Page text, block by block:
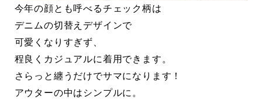
今年の顔とも呼べるチェック柄は
デニムの切替えデザインで
可愛くなりすぎず、
程良くカジュアルに着用できます。
さらっと纏うだけでサマになります！
アウターの中はシンプルに。